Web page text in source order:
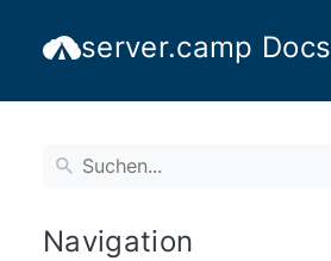
server.camp Docs
Navigation